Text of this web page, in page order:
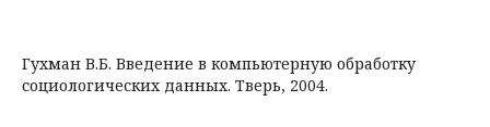
Гухман В.Б. Введение в компьютерную обработку
социологических данных. Тверь, 2004.